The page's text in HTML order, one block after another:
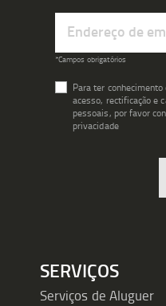
nossa
Newsletter:
*Campos obrigatórios
Para ter
acesso, rectificação e
pessoais, por favor
privacidade
SERVIÇOS
Serviços de Aluguer